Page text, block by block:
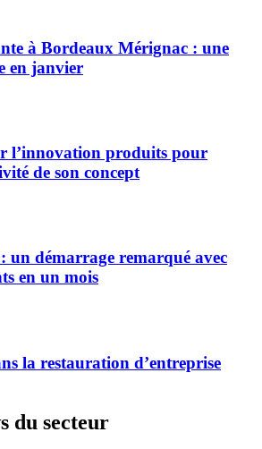
à Bordeaux Mérignac : une
en janvier
l’innovation produits pour
de son concept
un démarrage remarqué avec
en un mois
la restauration d’entreprise
du secteur